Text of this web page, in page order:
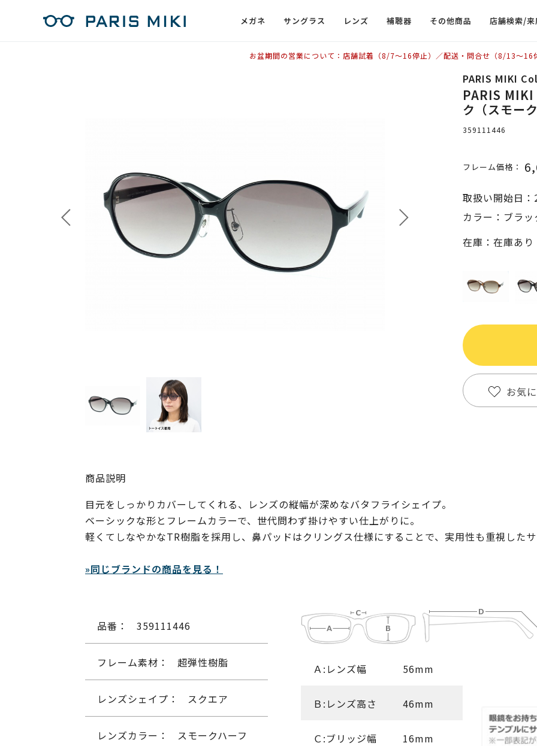
メガネ サングラス レンズ 補聴器 その他商品 店舗検索/
お盆期間の営業について：店舗試着（8/7〜16停止）／配送・問合せ（8/13〜16
PARIS MIKI
PARIS
ク（スモー
359111446
フレーム価格：
取扱い開始日
カラー：ブラ
在庫：在庫あり
お気
商品説明
目元をしっかりカバーしてくれる、レンズの縦幅が深めなバタフライシェイプ。
ベーシックな形とフレームカラーで、世代問わず掛けやすい仕上がりに。
軽くてしなやかなTR樹脂を採用し、鼻パッドはクリングス仕様にすることで、実用性も重視した
»同じブランドの商品を見る！
品番： 359111446
フレーム素材： 超弾性樹脂
レンズシェイプ： スクエア
レンズカラー： スモークハーフ
Ａ:レンズ幅 56mm
Ｂ:レンズ高さ 46mm
Ｃ:ブリッジ幅 16mm